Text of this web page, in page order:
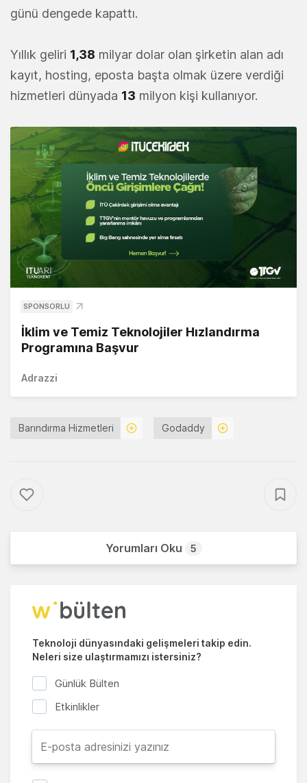
günü dengede kapattı.
Yıllık geliri 1,38 milyar dolar olan şirketin alan adı
kayıt, hosting, eposta başta olmak üzere verdiği
hizmetleri dünyada 13 milyon kişi kullanıyor.
SPONSORLU
İklim ve Temiz Teknolojiler Hızlandırma
Programına Başvur
Adrazzi
Barındırma Hizmetleri Godaddy
Yorumları Oku 5
Teknoloji dünyasındaki gelişmeleri takip edin.
Neleri size ulaştırmamızı istersiniz?
Günlük Bülten
Etkinlikler